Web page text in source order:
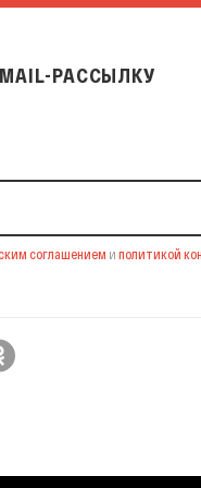
РАССЫЛКУ
соглашением и политикой